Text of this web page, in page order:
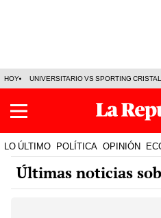
HOY UNIVERSITARIO VS SPORTING CRISTAL
LO ÚLTIMO POLÍTICA OPINIÓN
Últimas noticias